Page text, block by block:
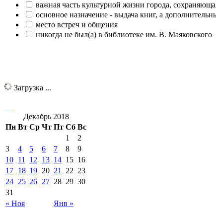
важная часть культурной жизни города,
основное назначение - выдача книг, а
место встреч и общения
никогда не был(а) в библиотеке им. В. Маяковского
Загрузка ...
Декабрь 2018
Пн Вт Ср Чт Пт Сб Вс
« Ноя Янв »
1
2
3
4 5 6 7 8
9
10 11 12 13 14 15 16
17 18 19 20 21 22 23
24 25 26 27 28 29 30
31